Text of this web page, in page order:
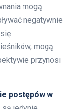
mogą
negatywnie
mogą
przynosi
postępów w